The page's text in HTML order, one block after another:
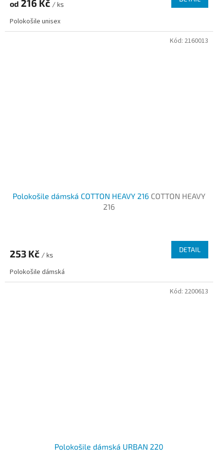
je
z
5
od 216 Kč / ks
Polokošile unisex
Polokošile dámská COTTON HEAVY 216 COTTON HEAVY
216
253 Kč / ks
DETAIL
Polokošile dámská
Kód: 2160013
Polokošile dámská URBAN 220
Kód: 2200613